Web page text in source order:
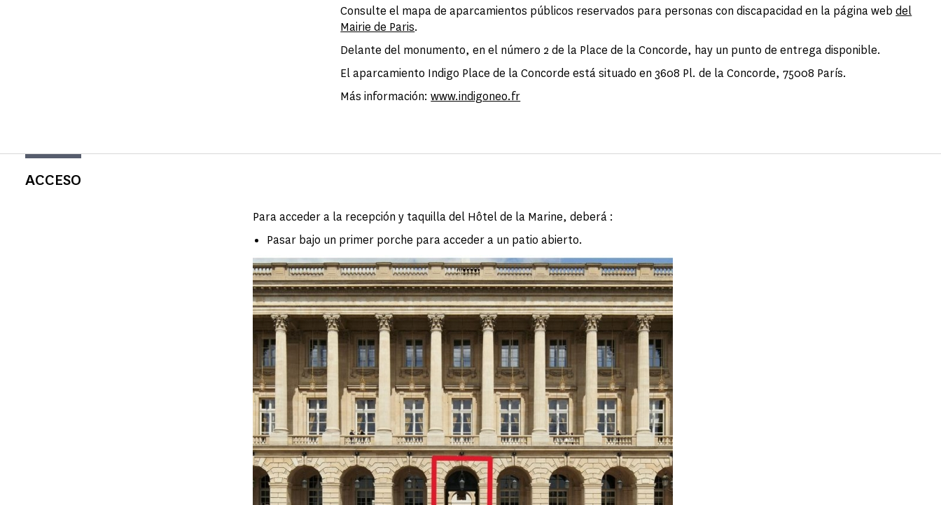
Consulte el mapa de aparcamientos públicos reservados para personas con discapacidad en la página webdel
Mairie de Paris.
Delante del monumento, en el número 2 de la Place de la Concorde, hay un punto de entrega disponible.
El aparcamiento Indigo Place de la Concorde está situado en 3608 Pl. de la Concorde, 75008 París.
Más información:www.indigoneo.fr
ACCESO
Para acceder a la recepción y taquilla del Hôtel de la Marine, deberá :
Pasar bajo un primer porche para acceder a un patio abierto.